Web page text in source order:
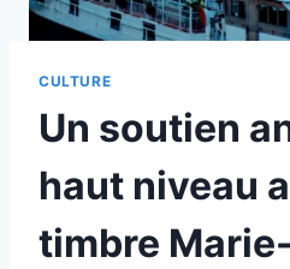
CULTURE
Un soutien
haut niveau
timbre